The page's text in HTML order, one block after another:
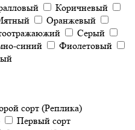
Коричневый
Оранжевый
Серый
синий
Фиолетовый
сорт (Реплика)
Первый сорт